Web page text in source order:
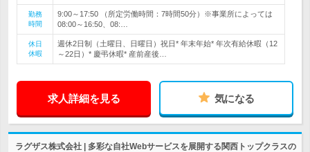
勤務
時間
9:00～17:50 （所定労働時間：7時間50分）※事業所によっては
08:00～16:50、08:…
休日
休暇
週休2日制（土曜日、日曜日）祝日* 年末年始* 年次有給休暇（12
～22日）* 慶弔休暇* 産前産後…
求人詳細を見る 気になる
ラグザス株式会社 | 多彩な自社Webサービスを展開する関西トップクラスの